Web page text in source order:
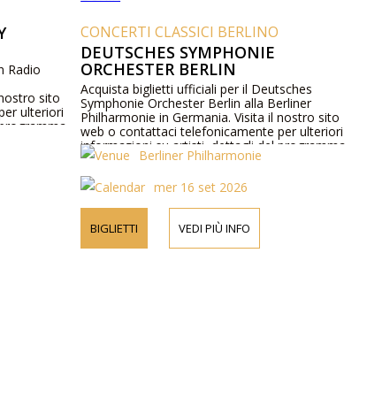
Radio
sito
ulteriori
CONCERTI CLASSICI BERLINO
DEUTSCHES SYMPHONIE
ORCHESTER BERLIN
Acquista biglietti ufficiali per il Deutsches
Symphonie Orchester Berlin alla Berliner
Philharmonie in Germania. Visita il nostro sito
web o contattaci telefonicamente per ulteriori
informazioni su artisti, dettagli del programma
e prezzi dei biglietti.Berliner Philharmonie
mer 16 set 2026
BIGLIETTI VEDI PIÙ INFO